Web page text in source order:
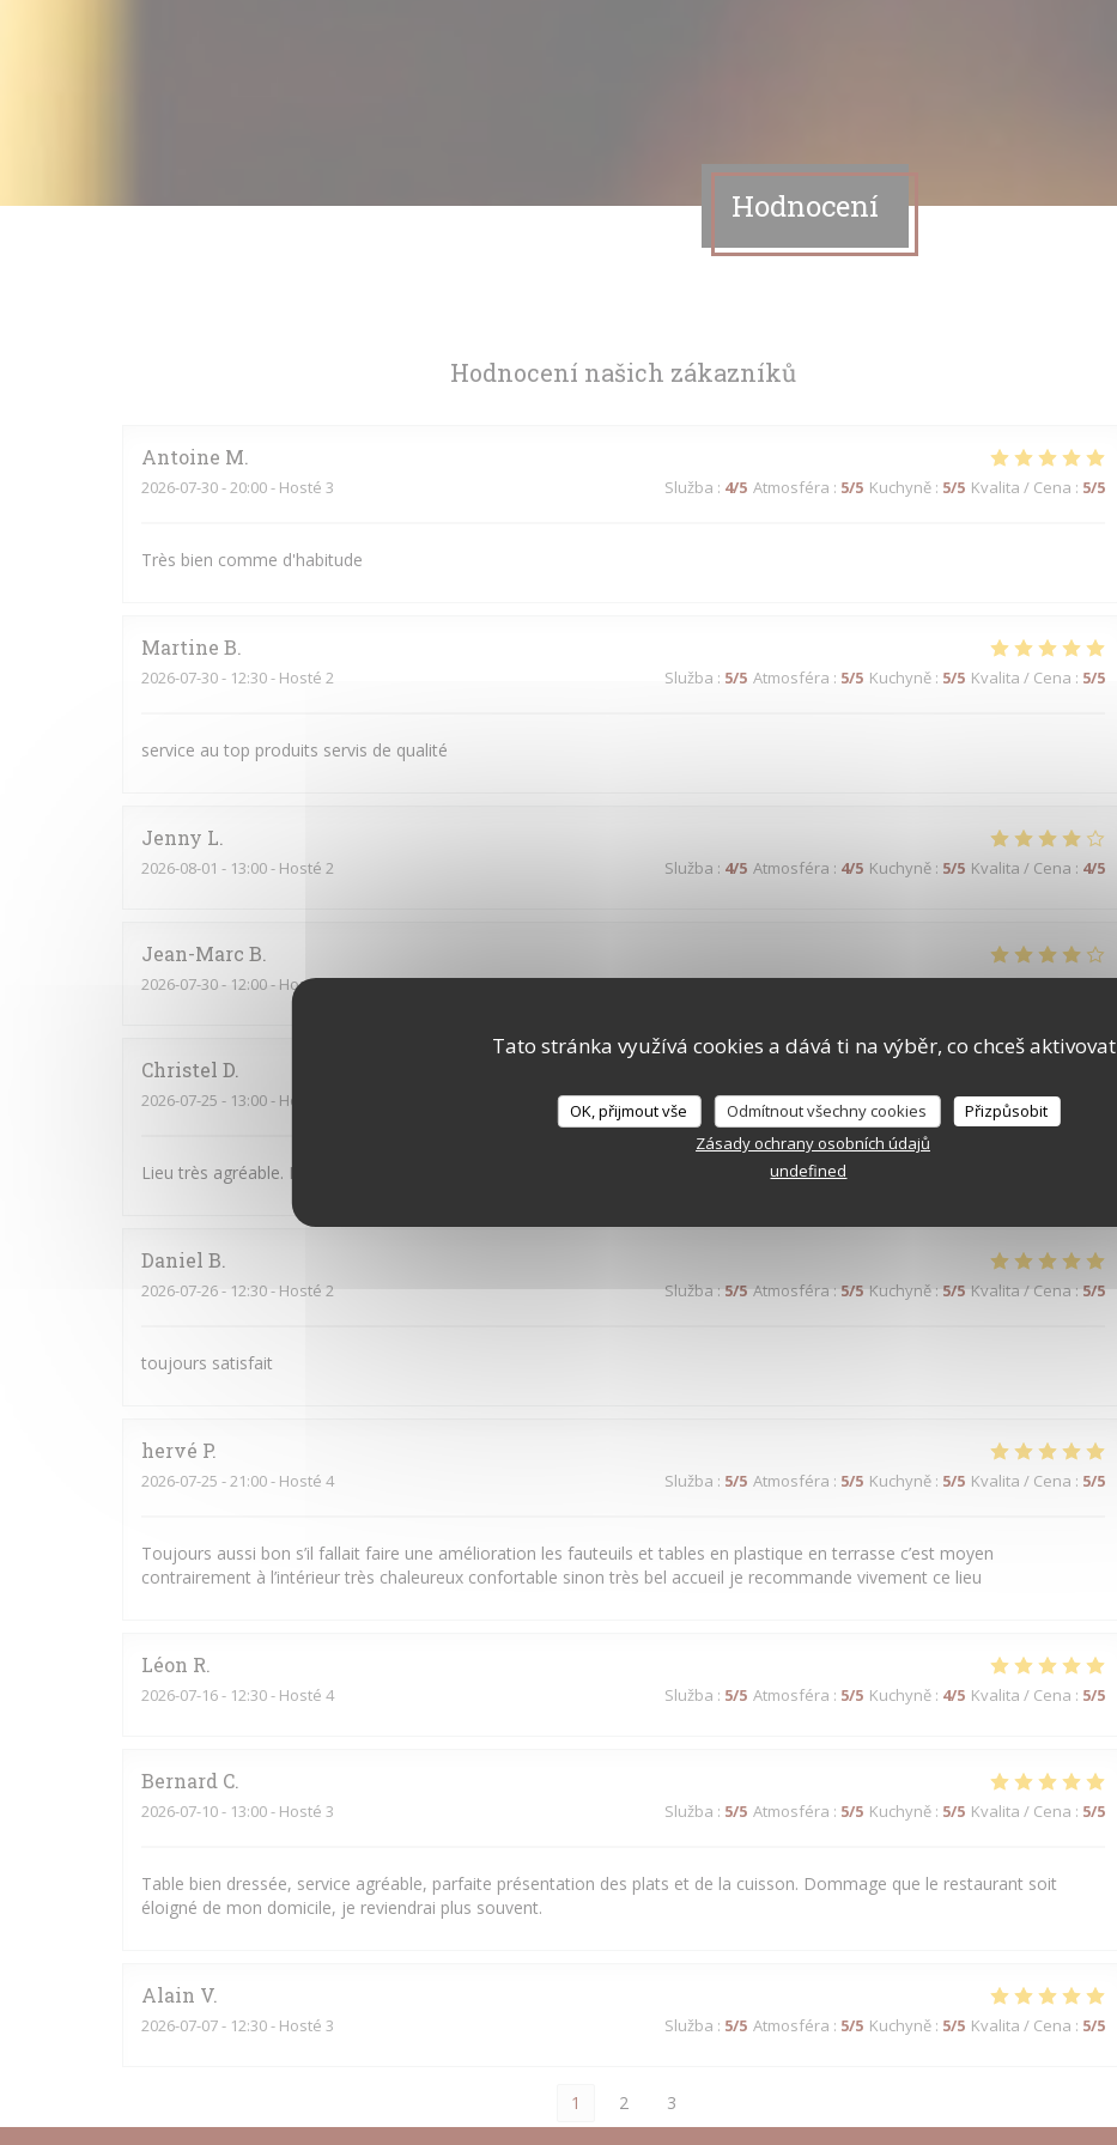
Tato stránka využívá cookies a dává ti na výběr, co chceš aktivovat
OK, přijmout vše Odmítnout všechny cookies
Přizpůsobit
Zásady ochrany osobních údajů
undefined
Hodnocení
Hodnocení našich zákazníků
Antoine M
2026-07-30- 20:00 - Hosté 3 Služba : 4/5 Atmosféra : 5/5 Kuchyně : 5/5 Kvalita / Cena : 5/5
Très bien comme d'habitude
Martine B
2026-07-30- 12:30 - Hosté 2 Služba : 5/5 Atmosféra : 5/5 Kuchyně : 5/5 Kvalita / Cena : 5/5
service au top produits servis de qualité
Jenny L
2026-08-01 - 13:00 - Hosté 2 Služba : 4/5 Atmosféra : 4/5 Kuchyně : 5/5 Kvalita / Cena : 4/5
Jean-Marc B
2026-07-30- 12:00 - Hosté 4 Služba:4/5 Atmosféra:4/5 Kuchyně:5/5 Kvalita / Cena:3/5
Christel D
2026-07-25 - 13:00 - Hosté 3 Služba :5/5 Atmosféra:5/5 Kuchyně: /5 Kvalita / Cena
Lieu très agréable. Personnel souriant et à l’écoute. Très belle expérience.
Daniel B
2026-07-26- 12:30 - Hosté 2 Služba : 5/5 Atmosféra : 5/5 Kuchyně : 5/5 Kvalita / Cena : 5/5
toujours satisfait
hervé P
2026-07-25 - 21:00 - Hosté 4 Služba : 5/5 Atmosféra : 5/5 Kuchyně : 5/5 Kvalita / Cena : 5/5
Toujours aussi bon s’il fallait faire une amélioration les fauteuils et tables en plastique en terrasse c’est moyen
contrairement à l’intérieur très chaleureux confortable sinon très bel accueil je recommande vivement ce lieu
Léon R
2026-07-16- 12:30 - Hosté 4 Služba : 5/5 Atmosféra : 5/5 Kuchyně : 4/5 Kvalita / Cena : 5/5
Bernard C
2026-07-10- 13:00 - Hosté 3 Služba : 5/5 Atmosféra : 5/5 Kuchyně : 5/5 Kvalita / Cena : 5/5
Table bien dressée, service agréable, parfaite présentation des plats et de la cuisson. Dommage que le restaurant soit
éloigné de mon domicile, je reviendrai plus souvent.
Alain V
2026-07-07- 12:30 - Hosté 3 Služba : 5/5 Atmosféra : 5/5 Kuchyně : 5/5 Kvalita / Cena : 5/5
1 2 3